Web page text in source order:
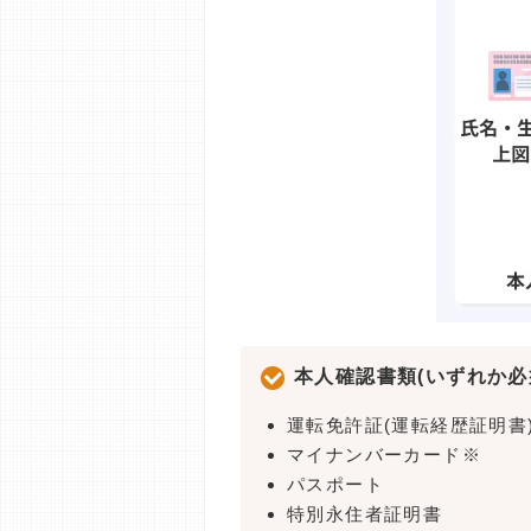
本人確認書類(いずれか
運転免許証(運転経歴証明
マイナンバーカード※
パスポート
特別永住者証明書